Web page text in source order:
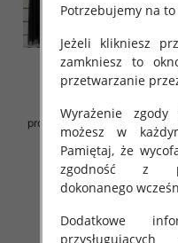
Sukienki damskie (Włoskie
produkt) Roz Standard, Mix
Paczka 5 szt
78.00 zł
szczegóły
Potrzebujemy na
Jeżeli klikniesz
zamkniesz to
przetwarzanie
Wyrażenie
możesz w
Pamiętaj, że
zgodność z
dokonanego
Dodatkowe